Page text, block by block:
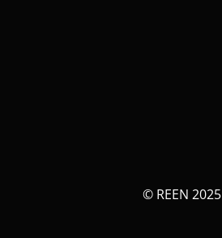
© REEN 2025